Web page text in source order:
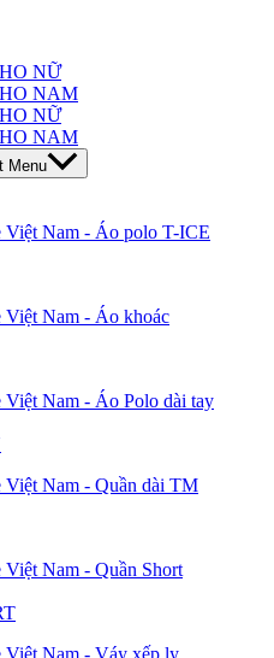
NỮ
NAM
NỮ
NAM
Menu